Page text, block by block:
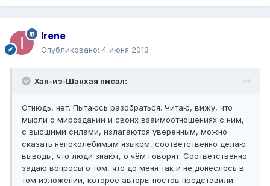
Irene
Опубликовано: 4 июня 2013
Хая-из-Шанхая писал:
Отнюдь, нет. Пытаюсь разобраться. Читаю, вижу, что
мысли о мироздании и своих взаимоотношениях с ним,
с высшими силами, излагаются уверенным, можно
сказать непоколебимым языком, соответственно делаю
выводы, что люди знают, о чём говорят. Соответственно
задаю вопросы о том, что до меня так и не донеслось в
том изложении, которое авторы постов представили.